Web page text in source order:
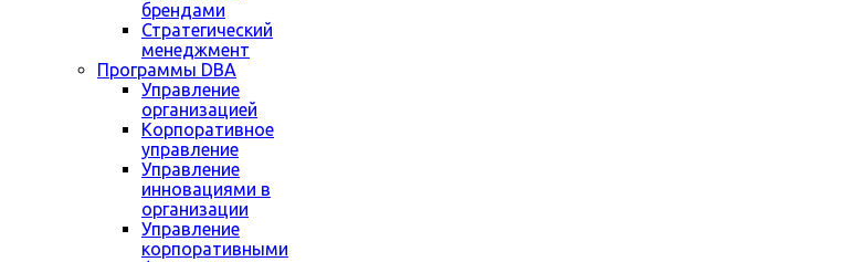
брендами
Стратегический
менеджмент
Программы DBA
Управление
организацией
Корпоративное
управление
Управление
инновациями в
организации
Управление
корпоративными